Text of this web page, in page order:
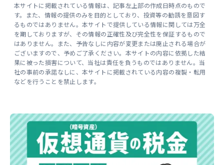
本サイトに掲載されている情報は、記事左上部の作成日時点のもので
す。また、情報の提供のみを目的としており、投資等の勧誘を意図す
るものではありません。本サイトで提供している情報に関しては万全
を期しておりますが、その情報の正確性及び完全性を保証するもので
はありません。また、予告なしに内容が変更または廃止される場合が
ございますので、予めご了承ください。本サイトの内容に依拠した結
果に被った損害について、当社は責任を負うものではありません。当
社の事前の承諾なしに、本サイトに掲載されている内容の複製・転用
などを行うことを禁止します。